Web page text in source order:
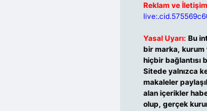
Reklam ve
Yasal Uyarı: Bu
bir marka, kurum
hiçbir bağlantısı
Sitede yalnızca
makaleler
alan içerikler
olup, gerçek